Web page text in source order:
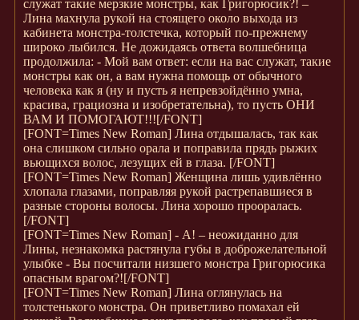
служат такие мерзкие монстры, как Григорюсик?! –
Лина махнула рукой на стоящего около выхода из
кабинета монстра-толстечка, который по-прежнему
широко лыбился. Не дожидаясь ответа волшебница
продолжила: - Мой вам ответ: если на вас служат, такие
монстры как он, а вам нужна помощь от обычного
человека как я (ну и пусть я непревзойдённо умна,
красива, грациозна и изобретательна), то пусть ОНИ
ВАМ И ПОМОГАЮТ!!![/FONT]
[FONT=Times New Roman] Лина отдышалась, так как
она слишком сильно орала и поправила прядь рыжих
вьющихся волос, лезущих ей в глаза. [/FONT]
[FONT=Times New Roman] Женщина лишь удивлённо
хлопала глазами, поправляя рукой растрепавшиеся в
разные стороны волосы. Лина хорошо прооралась.
[/FONT]
[FONT=Times New Roman] - А! – неожиданно для
Лины, незнакомка растянула губы в доброжелательной
улыбке - Вы посчитали низшего монстра Григорюсика
опасным врагом?![/FONT]
[FONT=Times New Roman] Лина оглянулась на
толстенького монстра. Он приветливо помахал ей